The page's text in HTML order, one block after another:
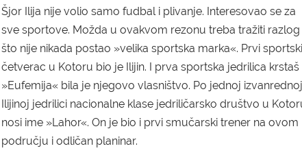
Šjor Ilija nije volio samo fudbal i plivanje. Interesovao se za
sve sportove. Možda u ovakvom rezonu treba tražiti razlog
što nije nikada postao »velika sportska marka«. Prvi sportski
četverac u Kotoru bio je Ilijin. I prva sportska jedrilica krstaš
»Eufemija« bila je njegovo vlasništvo. Po jednoj izvanrednoj
Ilijinoj jedrilici nacionalne klase jedriličarsko društvo u
nosi ime »Lahor«. On je bio i prvi smučarski trener na ovom
području i odličan planinar.